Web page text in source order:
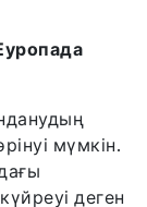
мүмкін.
деген